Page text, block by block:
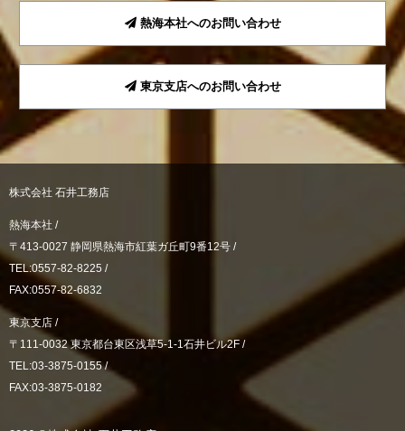
熱海本社へのお問い合わせ
東京支店へのお問い合わせ
株式会社 石井工務店
熱海本社 /
〒413-0027 静岡県熱海市紅葉ガ丘町9番12号 /
TEL:0557-82-8225 /
FAX:0557-82-6832
東京支店 /
〒111-0032 東京都台東区浅草5-1-1石井ビル2F /
TEL:03-3875-0155 /
FAX:03-3875-0182